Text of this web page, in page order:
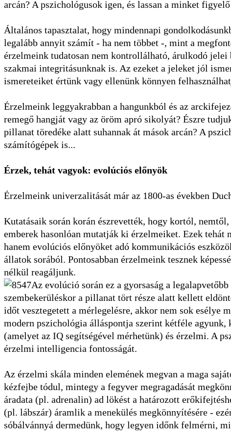
arcán? A pszichológusok igen, és lassan a minket
Általános tapasztalat, hogy mindennapi
legalább annyit számít - ha nem többet -, mint a
érzelmeink tudatosan nem kontrollálható, árulkodó
szakmai integritásunknak is. Az ezeket a jeleket jól
ismereteiket értünk vagy ellenünk könnyen
Érzelmeink leggyakrabban a hangunkból és az
remegő hangját vagy az öröm apró sikolyát? Észre
pillanat töredéke alatt suhannak át mások arcán? A
számítógépek is...
Érzek, tehát vagyok: evolúciós előnyök
Érzelmeink univerzalitását már az 1800-as években
Kutatásaik során korán észrevették, hogy kortól,
emberek hasonlóan mutatják ki érzelmeiket. Ezek
hanem evolúciós előnyöket adó kommunikációs
állatok sorából. Pontosabban érzelmeink tesznek
nélkül reagáljunk.
Az evolúció során ez a gyorsaság a
szembekerüléskor a pillanat tört része alatt kellett
időt vesztegetett a mérlegelésre, akkor nem sok esélye
modern pszichológia álláspontja szerint kétféle
(amelyet az IQ segítségével mérhetünk) és érzelmi. A
érzelmi intelligencia fontosságát.
Az érzelmi skála minden elemének megvan a maga
kézfejbe tódul, mintegy a fegyver megragadását
áradata (pl. adrenalin) ad lökést a határozott
(pl. lábszár) áramlik a menekülés megkönnyítésére -
sóbálvánnyá dermedünk, hogy legyen időnk felmérni,